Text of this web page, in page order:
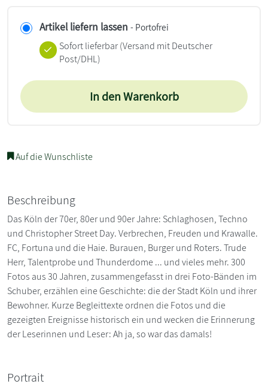
Artikel liefern lassen - Portofrei
Sofort lieferbar(Versand mit Deutscher
Post/DHL)
In den Warenkorb
Auf die Wunschliste
Beschreibung
Das Köln der 70er, 80er und 90er Jahre: Schlaghosen, Techno
und Christopher Street Day. Verbrechen, Freuden und Krawalle.
FC, Fortuna und die Haie. Burauen, Burger und Roters. Trude
Herr, Talentprobe und Thunderdome ... und vieles mehr. 300
Fotos aus 30 Jahren, zusammengefasst in drei Foto-Bänden im
Schuber, erzählen eine Geschichte: die der Stadt Köln und ihrer
Bewohner. Kurze Begleittexte ordnen die Fotos und die
gezeigten Ereignisse historisch ein und wecken die Erinnerung
der Leserinnen und Leser: Ah ja, so war das damals!
Portrait